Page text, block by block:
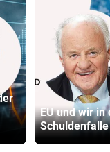
EU und wir in
Schuldenfalle